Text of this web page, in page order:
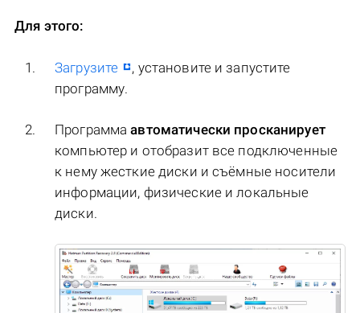
Для этого:
Загрузите
, установите и запустите
программу.
Программаавтоматически просканирует
компьютер и отобразит все подключенные
к нему жесткие диски и съёмные носители
информации, физические и локальные
диски.